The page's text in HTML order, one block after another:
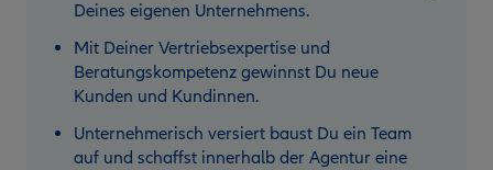
Deines eigenen Unternehmens.
Mit Deiner Vertriebsexpertise und
Beratungskompetenz gewinnst Du neue
Kunden und Kundinnen.
Unternehmerisch versiert baust Du ein Team
auf und schaffst innerhalb der Agentur eine